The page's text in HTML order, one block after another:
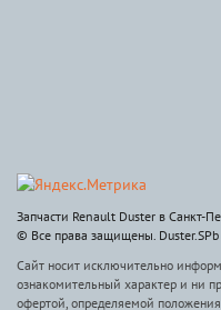
Запчасти Renault Duster в Санкт-
© Все права защищены.
Сайт носит исключительно
ознакомительный характер и ни
офертой, определяемой